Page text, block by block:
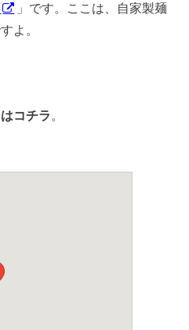
」です。ここは、自家製麺
よ。
コチラ 。